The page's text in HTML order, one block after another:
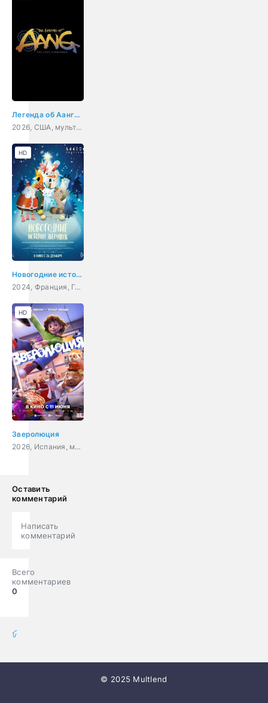
Легенда об Аанге: Последний маг воздуха
2026, США, мультфильм, фэнтези, боевик, детектив, приключения, семейный
Новогодние истории зверушек
2024, Франция, Германия, мультфильм, семейный
HD
Зверолюция
2026, Испания, мультфильм, фантастика, комедия, приключения
HD
Оставить
комментарий
Написать
комментарий
Всего
комментариев
0
© 2025 Multlend